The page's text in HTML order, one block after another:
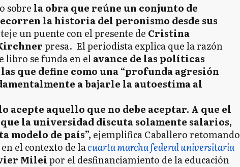
sobre la obra que reúne un conjunto de
la historia del peronismo desde sus
un puente con el presente de Cristina
presa. El periodista explica que la razón
libro se funda en elavance de las políticas
que define como una “profunda agresión
a bajarle la autoestima al
acepte aquello que no debe aceptar. A que el
la universidad discuta solamente salarios,
modelo de país”, ejemplifica Caballero retomando
el contexto de lacuarta marcha federal universitaria
Mileipor el desfinanciamiento de la educación